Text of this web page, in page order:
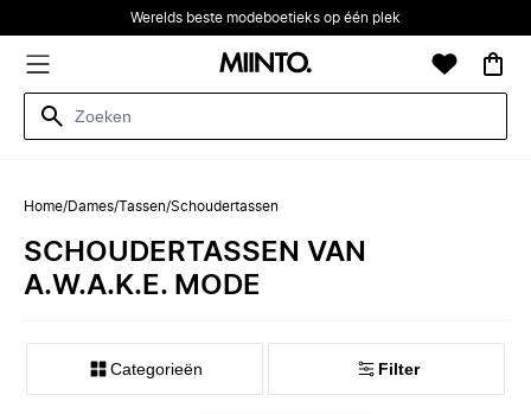
Werelds beste modeboetieks op één plek
Home/Dames/Tassen/Schoudertassen
SCHOUDERTASSEN VAN
A.W.A.K.E. MODE
Categorieën Filter